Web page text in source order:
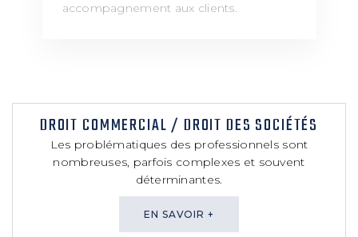
accompagnement aux clients.
DROIT COMMERCIAL / DROIT DES SOCIÉTÉS
Les problématiques des professionnels sont
nombreuses, parfois complexes et souvent
déterminantes.
EN SAVOIR +